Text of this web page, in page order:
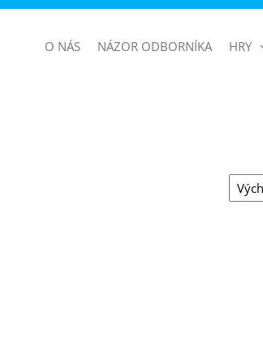
O NÁS NÁZOR ODBORNÍKA HRY